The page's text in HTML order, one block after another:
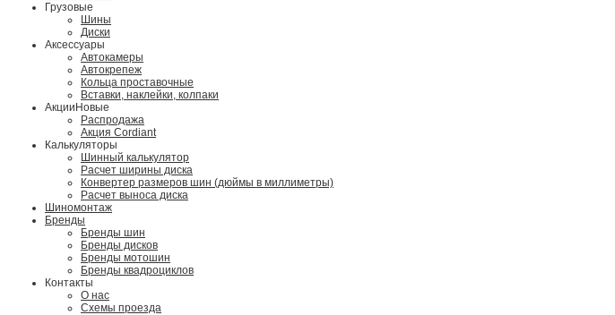
Грузовые
Шины
Диски
Аксессуары
Автокамеры
Автокрепеж
Кольца проставочные
Вставки, наклейки, колпаки
Акции Новые
Распродажа
Акция Cordiant
Калькуляторы
Шинный калькулятор
Расчет ширины диска
Конвертер размеров шин (дюймы в миллиметры)
Расчет выноса диска
Шиномонтаж
Бренды
Бренды шин
Бренды дисков
Бренды мотошин
Бренды квадроциклов
Контакты
О нас
Схемы проезда